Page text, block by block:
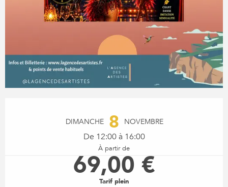
DIMANCHE 8 NOVEMBRE
De 12:00 à 16:00
À partir de
69,00 €
Tarif plein